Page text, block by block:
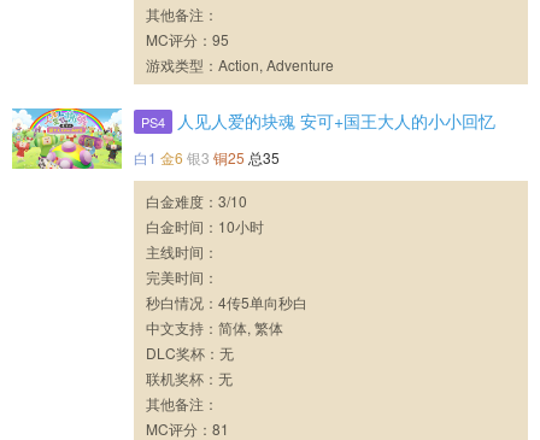
其他备注：
MC评分：95
游戏类型：Action, Adventure
PS4 人见人爱的块魂 安可+国王大人的小小回忆
白1 金6 银3 铜25 总35
白金难度：3/10
白金时间：10小时
主线时间：
完美时间：
秒白情况：4传5单向秒白
中文支持：简体, 繁体
DLC奖杯：无
联机奖杯：无
其他备注：
MC评分：81